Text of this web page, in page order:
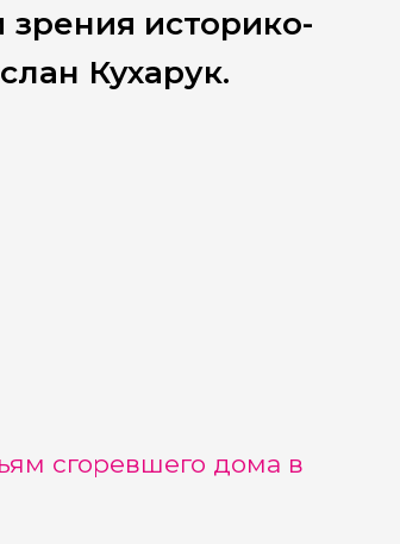
зрения историко-
Кухарук.
сгоревшего дома в